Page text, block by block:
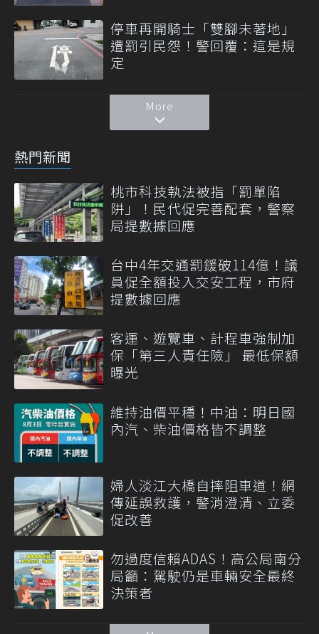
停車再開騎士「雙腳未著地」
遭罰引民怨！警回覆：這是規
定
More
熱門新聞
桃市科技執法被指「罰單陷
阱」！民代促完善配套，警察
局提數據回應
台中4年交通罰鍰破114億！議
員促全額投入交安工程，市府
提數據回應
客運、遊覽車、計程車強制加
保「第三人責任險」 最低保額
曝光
維持油價平穩！中油：明日國
內汽、柴油價格皆不調整
婦人淡江大橋自摔阻車道！網
傳延誤救護，警消澄清、立委
促改善
勿過度信賴ADAS！高公局南分
局籲：駕駛仍是車輛安全最終
決策者